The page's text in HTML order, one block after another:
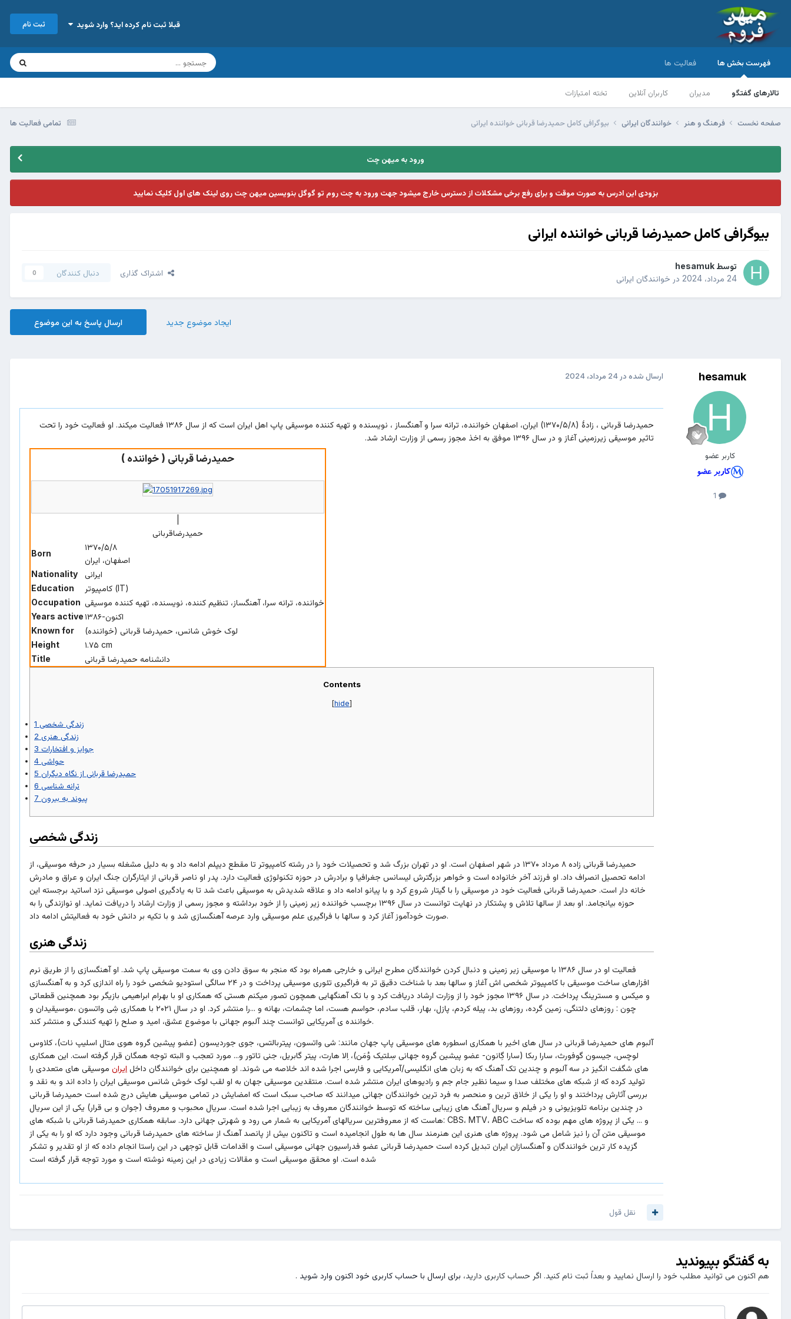
قبلا ثبت نام کرده اید؟ وارد شوید ثبت نام
فهرست بخش ها
تالارهای گفتگو مدیران کاربران آنلاین تخته امتیازات
فعالیت ها
تمامی فعالیت ها صفحه نخست فرهنگ و هنر خوانندگان ایرانی بیوگرافی کامل حمیدرضا قربانی خواننده ایرانی
ورود به میهن چت
بزودی این ادرس به صورت موقت و برای رفع برخی مشکلات از دسترس خارج میشود جهت ورود به چت روم تو گوگل بنویسین میهن چت روی لینک های اول کلیک نمایید
بیوگرافی کامل حمیدرضا قربانی خواننده ایرانی
توسط hesamuk
24 مرداد، 2024
در خوانندگان ایرانی
اشتراک گذاری دنبال کنندگان 0
ارسال پاسخ به این موضوع ایجاد موضوع جدید
hesamuk
کاربر عضو
ارسال شده در 24 مرداد، 2024
حمیدرضا قربانی ، زادهٔ (۱۳۷۰/۵/۸) ایران، اصفهان خواننده، ترانه سرا و آهنگساز ، نویسنده و تهیه کننده موسیقی پاپ اهل ایران است که از سال ۱۳۸۶ فعالیت میکند. او فعالیت خود را تحت
تاثیر موسیقی زیرزمینی آغاز و در سال ۱۳۹۶ موفق به اخذ مجوز رسمی از وزارت ارشاد شد.
حمیدرضا قربانی ( خواننده )
حمیدرضاقربانی
Born
۱۳۷۰/۵/۸
اصفهان، ایران
Nationality
ایرانی
Education
کامپیوتر (IT)
Occupation خواننده، ترانه سرا، آهنگساز، تنظیم کننده، نویسنده، تهیه کننده موسیقی
Years active
۱۳۸۶-اکنون
Known for
لوک خوش شانس، حمیدرضا قربانی (خواننده)
Height
۱.۷۵ cm
Title
دانشنامه حمیدرضا قربانی
Contents
[hide]
1 زندگی شخصی
2 زندگی هنری
3 جوایز و افتخارات
4 حواشی
5 حمیدرضا قربانی از نگاه دیگران
6 ترانه شناسی
7 پیوند به بیرون
زندگی شخصی
حمیدرضا قربانی زاده ۸ مرداد ۱۳۷۰ در شهر اصفهان است. او در تهران بزرگ شد و تحصیلات خود را در رشته کامپیوتر تا مقطع دیپلم ادامه داد و به دلیل مشغله بسیار در حرفه موسیقی، از
ادامه تحصیل انصراف داد. او فرزند آخر خانواده است و خواهر بزرگترش لیسانس جغرافیا و برادرش در حوزه تکنولوژی فعالیت دارد. پدر او ناصر قربانی از ایثارگران جنگ ایران و عراق و مادرش
خانه دار است. حمیدرضا قربانی فعالیت خود در موسیقی را با گیتار شروع کرد و با پیانو ادامه داد و علاقه شدیدش به موسیقی باعث شد تا به یادگیری اصولی موسیقی نزد اساتید برجسته این
حوزه بیانجامد. او بعد از سالها تلاش و پشتکار در نهایت توانست در سال ۱۳۹۶ برچسب خواننده زیر زمینی را از خود برداشته و مجوز رسمی از وزارت ارشاد را دریافت نماید. او نوازندگی را به
صورت خودآموز آغاز کرد و سالها با فراگیری علم موسیقی وارد عرصه آهنگسازی شد و با تکیه بر دانش خود به فعالیتش ادامه داد.
زندگی هنری
فعالیت او در سال ۱۳۸۶ با موسیقی زیر زمینی و دنبال کردن خوانندگان مطرح ایرانی و خارجی همراه بود که منجر به سوق دادن وی به سمت موسیقی پاپ شد. او آهنگسازی را از طریق نرم
افزارهای ساخت موسیقی با کامپیوتر شخصی اش آغاز و سالها بعد با شناخت دقیق تر به فراگیری تئوری موسیقی پرداخت و در ۲۴ سالگی استودیو شخصی خود را راه اندازی کرد و به آهنگسازی
و میکس و مسترینگ پرداخت. در سال ۱۳۹۶ مجوز خود را از وزارت ارشاد دریافت کرد و با تک آهنگهایی همچون تصور میکنم هستی که همکاری او با بهرام ابراهیمی بازیگر بود همچنین قطعاتی
چون : روزهای دلتنگی، زمین گرده، روزهای بد، پیله کردم، پازل، بهار، قلب سادم، حواسم هست، اما چشمات، بهانه و ...را منتشر کرد. او در سال ۲۰۲۱ با همکاری شِی واتسون ،موسیقیدان و
خواننده ی آمریکایی توانست چند آلبوم جهانی با موضوع عشق، امید و صلح را تهیه کنندگی و منتشر کند.
آلبوم های حمیدرضا قربانی در سال های اخیر با همکاری اسطوره های موسیقی پاپ جهان مانند: شی واتسون، پیتربالتس، جوی جوردیسون (عضو پیشین گروه هوی متال اسلیپ نات)، کلاوس
لوچس، جیسون گوفورث، سارا ربکا (سارا گِانون- عضو پیشین گروه جهانی سِلتیک وُمَن)، اِلا هارت، پیتر گابریل، جنی تاتور و... مورد تعجب و البته توجه همگان قرار گرفته است. این همکاری
های شگفت انگیز در سه آلبوم و چندین تک آهنگ که به زبان های انگلیسی/آمریکایی و فارسی اجرا شده اند خلاصه می شوند. او همچنین برای خوانندگان داخل ایران موسیقی های متعددی را
تولید کرده که از شبکه های مختلف صدا و سیما نظیر جام جم و رادیوهای ایران منتشر شده است. منتقدين موسیقی جهان به او لقب لوک خوش شانس موسیقی ایران را داده اند و به نقد و
بررسی آثارش پرداختند و او را یکی از خلاق ترین و منحصر به فرد ترین خوانندگان جهانی میدانند که صاحب سبک است که امضایش در تمامی موسیقی هایش درج شده است حمیدرضا قربانی
در چندین برنامه تلویزیونی و در فیلم و سریال آهنگ های زیبایی ساخته که توسط خوانندگان معروف به زیبایی اجرا شده است. سریال محبوب و معروف (جوان و بی قرار) یکی از این سریال
هاست که از معروفترین سریالهای آمریکایی به شمار می رود و شهرتی جهانی دارد. سابقه همکاری حمیدرضا قربانی با شبکه های: CBS، MTV، ABC و ... یکی از پروژه های مهم بوده که ساخت
موسیقی متن آن را نیز شامل می شود. پروژه های هنری این هنرمند سال ها به طول انجامیده است و تاکنون بیش از پانصد آهنگ از ساخته های حمیدرضا قربانی وجود دارد که او را به یکی از
گزیده کار ترین خوانندگان و آهنگسازان ایران تبدیل کرده است حمیدرضا قربانی عضو فدراسیون جهانی موسیقی است و اقدامات قابل توجهی در این راستا انجام داده که از او تقدیر و تشکر
شده است. او محقق موسیقی است و مقالات زیادی در این زمینه نوشته است و مورد توجه قرار گرفته است
نقل قول
به گفتگو بپیوندید
هم اکنون می توانید مطلب خود را ارسال نمایید و بعداً ثبت نام کنید. اگر حساب کاربری دارید، برای ارسال با حساب کاربری خود اکنون وارد شوید .